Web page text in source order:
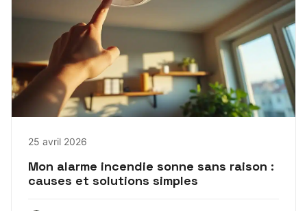
25 avril 2026
Mon alarme incendie sonne sans raison :
causes et solutions simples